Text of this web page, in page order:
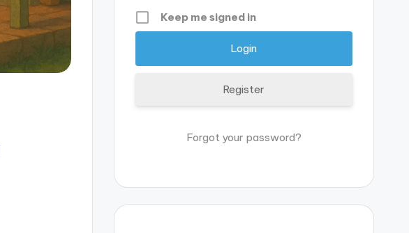
Keep me signed in
Register
Forgot your password?